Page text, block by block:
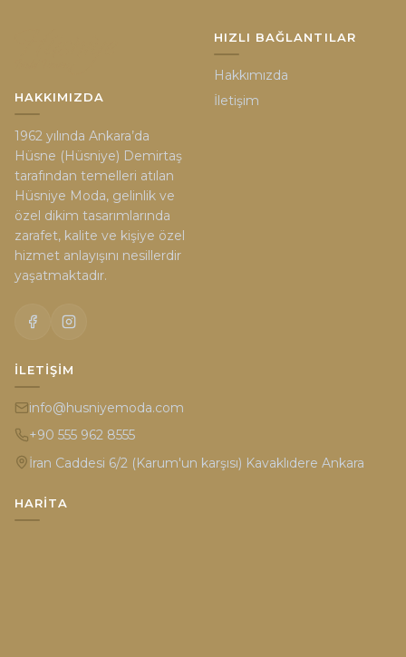
HAKKIMIZDA
1962 yılında Ankara’da
Hüsne (Hüsniye) Demirtaş
tarafından temelleri atılan
Hüsniye Moda, gelinlik ve
özel dikim tasarımlarında
zarafet, kalite ve kişiye özel
hizmet anlayışını nesillerdir
yaşatmaktadır.
HIZLI BAĞLANTILAR
Hakkımızda
İletişim
İLETIŞIM
info@husniyemoda.com
+90 555 962 8555
İran Caddesi 6/2 (Karum'un karşısı) Kavaklıdere Ankara
HARITA